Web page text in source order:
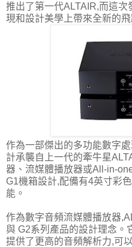
推出了第一代ALTAIR,而這次
現和設計美學上帶來全新的飛
作為一部傑出的多功能數字
計承襲自上一代的牽牛星
器、流媒體播放器或All-in-
G1機箱設計,配備有4英寸彩
能。
作為數字音頻流媒體播放器
與 G2系列產品的設計理念。
提供了更高的音頻解析力,可